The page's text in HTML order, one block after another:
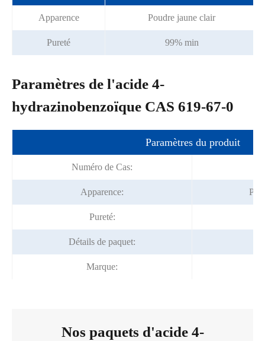
Apparence Poudre jaune clair
Pureté 99% min
Paramètres de l'acide 4-
hydrazinobenzoïque CAS 619-67-0
Paramètres du produit
Numéro de Cas:
Apparence:
Pureté:
Détails de paquet:
Marque:
Nos paquets d'acide 4-